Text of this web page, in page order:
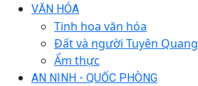
VĂN HÓA
Tinh hoa văn hóa
Đất và người Tuyên Quang
Ẩm thực
AN NINH - QUỐC PHÒNG